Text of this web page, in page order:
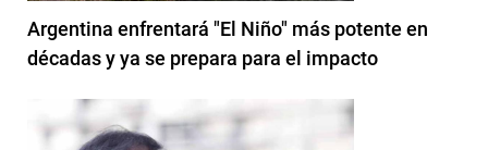
Argentina enfrentará "El Niño" más potente en
décadas y ya se prepara para el impacto